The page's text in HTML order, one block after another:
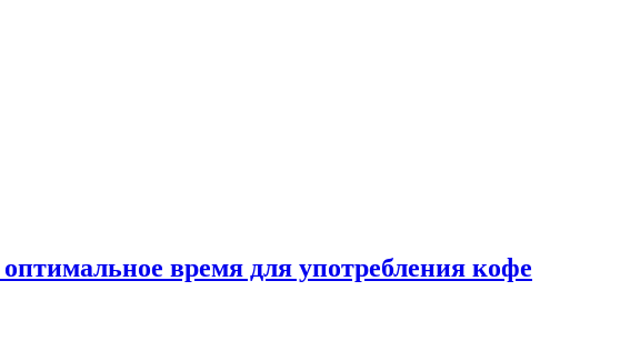
время для употребления кофе